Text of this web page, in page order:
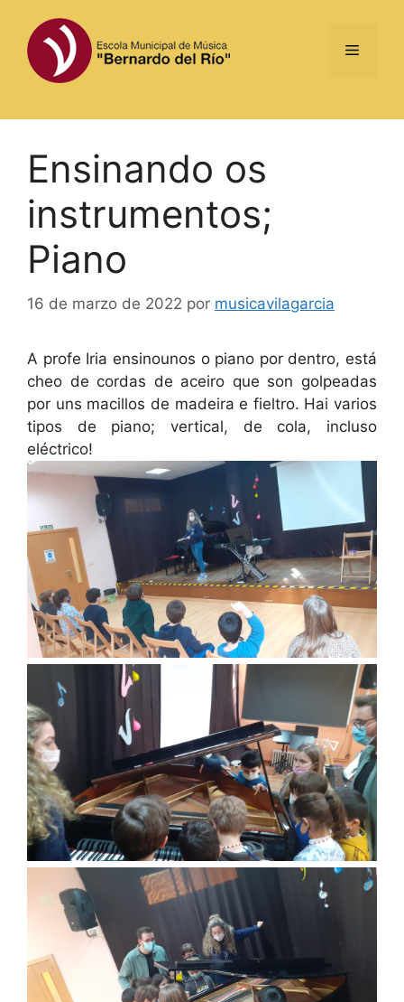
contenido
Menú
Ensinando os
instrumentos;
Piano
16 de marzo de 2022 por musicavilagarcia
A profe Iria ensinounos o piano por dentro, está
cheo de cordas de aceiro que son golpeadas
por uns macillos de madeira e fieltro. Hai varios
tipos de piano; vertical, de cola, incluso
eléctrico!